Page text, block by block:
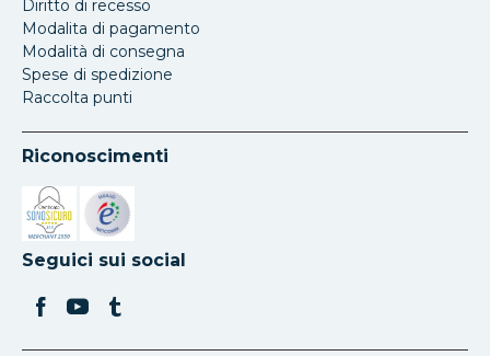
Diritto di recesso
Modalita di pagamento
Modalità di consegna
Spese di spedizione
Raccolta punti
Riconoscimenti
Si apre in una nuova scheda
Si apre in una nuova scheda
Seguici sui social